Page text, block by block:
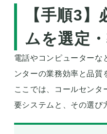
【手順3
ムを選定
電話やコンピューターな
ンターの業務効率と品質
ここでは、コールセンタ
要システムと、その選び